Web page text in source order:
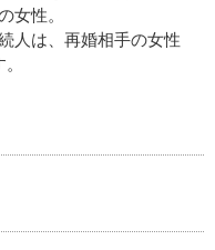
女性。
人は、再婚相手の女性